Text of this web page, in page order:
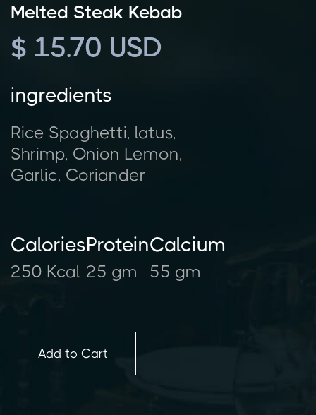
Melted Steak Kebab
$ 15.70 USD
ingredients
Rice Spaghetti, latus,
Shrimp, Onion Lemon,
Garlic, Coriander
Calories
250 Kcal
Protein
25 gm
Calcium
55 gm